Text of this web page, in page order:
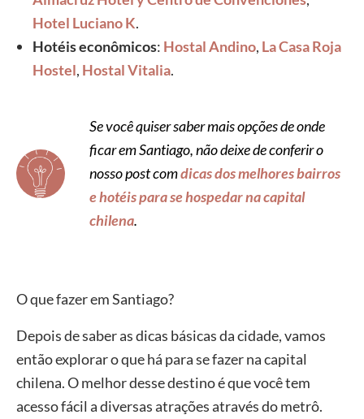
Hotel Luciano K.
Hotéis econômicos: Hostal Andino, La Casa Roja
Hostel, Hostal Vitalia.
Se você quiser saber mais opções de onde
ficar em Santiago, não deixe de conferir o
nosso post comdicas dos melhores bairros
e hotéis para se hospedar na capital
chilena.
O que fazer em Santiago?
Depois de saber as dicas básicas da cidade, vamos
então explorar o que há para se fazer na capital
chilena. O melhor desse destino é que você tem
acesso fácil a diversas atrações através do metrô.